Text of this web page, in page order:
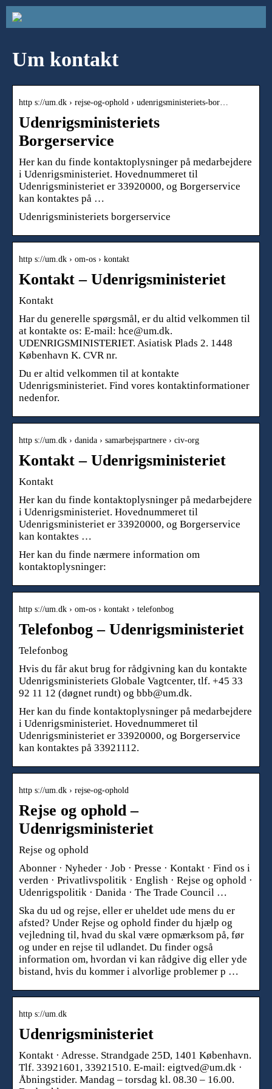
Um kontakt
http s://um.dk › rejse-og-ophold › udenrigsministeriets-bor…
Udenrigsministeriets
Borgerservice
Her kan du finde kontaktoplysninger på medarbejdere
i Udenrigsministeriet. Hovednummeret til
Udenrigsministeriet er 33920000, og Borgerservice
kan kontaktes på …
Udenrigsministeriets borgerservice
http s://um.dk › om-os › kontakt
Kontakt – Udenrigsministeriet
Kontakt
Har du generelle spørgsmål, er du altid velkommen til
at kontakte os: E-mail: hce@um.dk.
UDENRIGSMINISTERIET. Asiatisk Plads 2. 1448
København K. CVR nr.
Du er altid velkommen til at kontakte
Udenrigsministeriet. Find vores kontaktinformationer
nedenfor.
http s://um.dk › danida › samarbejspartnere › civ-org
Kontakt – Udenrigsministeriet
Kontakt
Her kan du finde kontaktoplysninger på medarbejdere
i Udenrigsministeriet. Hovednummeret til
Udenrigsministeriet er 33920000, og Borgerservice
kan kontaktes …
Her kan du finde nærmere information om
kontaktoplysninger:
http s://um.dk › om-os › kontakt › telefonbog
Telefonbog – Udenrigsministeriet
Telefonbog
Hvis du får akut brug for rådgivning kan du kontakte
Udenrigsministeriets Globale Vagtcenter, tlf. +45 33
92 11 12 (døgnet rundt) og bbb@um.dk.
Her kan du finde kontaktoplysninger på medarbejdere
i Udenrigsministeriet. Hovednummeret til
Udenrigsministeriet er 33920000, og Borgerservice
kan kontaktes på 33921112.
http s://um.dk › rejse-og-ophold
Rejse og ophold –
Udenrigsministeriet
Rejse og ophold
Abonner · Nyheder · Job · Presse · Kontakt · Find os i
verden · Privatlivspolitik · English · Rejse og ophold ·
Udenrigspolitik · Danida · The Trade Council …
Ska du ud og rejse, eller er uheldet ude mens du er
afsted? Under Rejse og ophold finder du hjælp og
vejledning til, hvad du skal være opmærksom på, før
og under en rejse til udlandet. Du finder også
information om, hvordan vi kan rådgive dig eller yde
bistand, hvis du kommer i alvorlige problemer p …
http s://um.dk
Udenrigsministeriet
Kontakt · Adresse. Strandgade 25D, 1401 København.
Tlf. 33921601, 33921510. E-mail: eigtved@um.dk ·
Åbningstider. Mandag – torsdag kl. 08.30 – 16.00.